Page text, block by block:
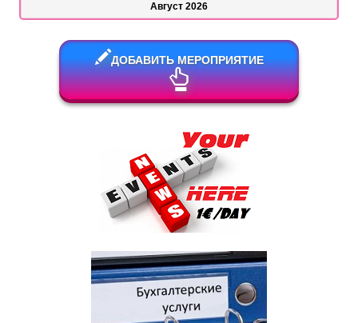
Август 2026
ДОБАВИТЬ МЕРОПРИЯТИЕ